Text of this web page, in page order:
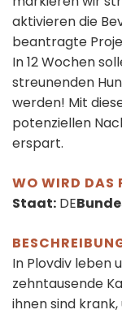
aktivieren die
beantragte
In 12 Wochen
streunenden
werden! Mit
potenziellen
erspart.
WO WIRD DAS
Staat: DE
In Plovdiv leben
zehntausende
ihnen sind